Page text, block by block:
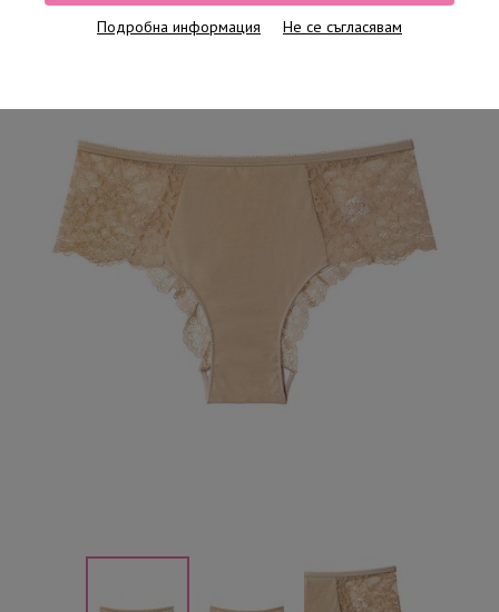
Подробна информация Не се съгласявам